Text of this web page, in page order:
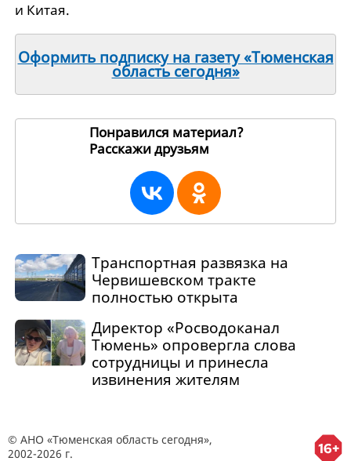
и Китая.
Оформить подписку на газету «Тюменская
область сегодня»
Понравился материал?
Расскажи друзьям
Транспортная развязка на
Червишевском тракте
полностью открыта
Директор «Росводоканал
Тюмень» опровергла слова
сотрудницы и принесла
извинения жителям
© АНО «Тюменская область сегодня»,
2002-2026 г.